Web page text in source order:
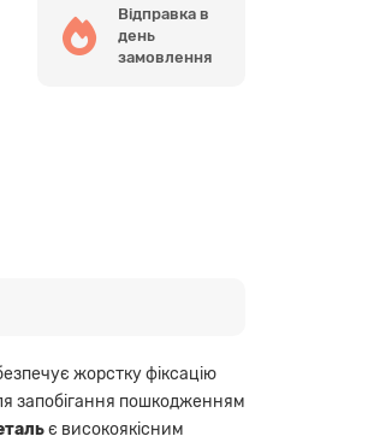
Відправка в
день
замовлення
жорстку фіксацію
запобігання пошкодженням
є високоякісним